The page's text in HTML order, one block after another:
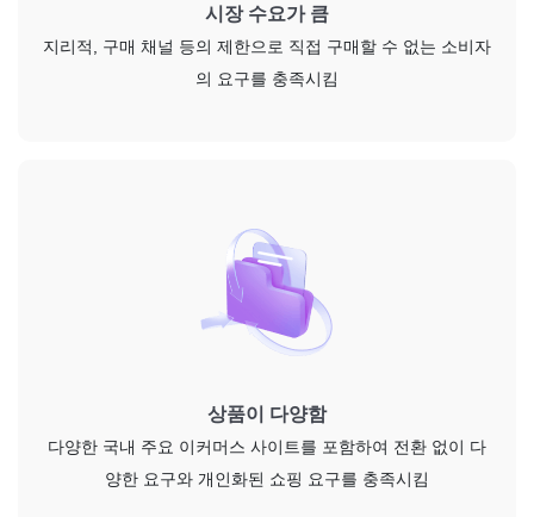
시장 수요가 큼
지리적, 구매 채널 등의 제한으로 직접 구매할 수 없는 소비자
의 요구를 충족시킴
상품이 다양함
다양한 국내 주요 이커머스 사이트를 포함하여 전환 없이 다
양한 요구와 개인화된 쇼핑 요구를 충족시킴